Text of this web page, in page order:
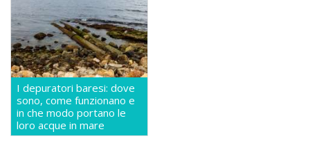
I depuratori baresi: dove
sono, come funzionano e
in che modo portano le
loro acque in mare